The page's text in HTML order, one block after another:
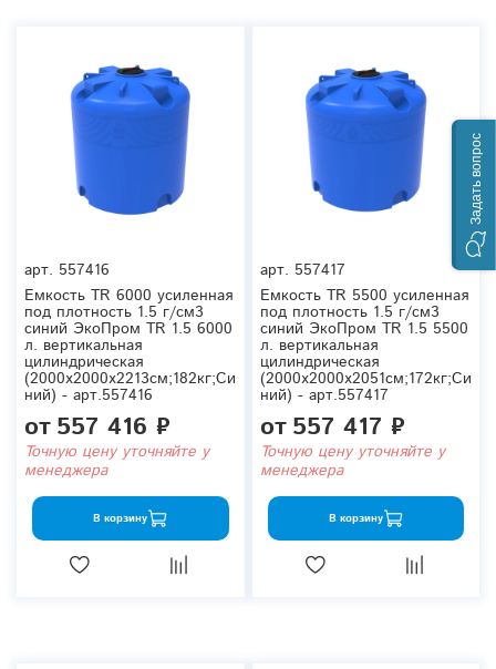
арт. 557416
Емкость TR 6000 усиленная
под плотность 1.5 г/см3
синий ЭкоПром TR 1.5 6000
л. вертикальная
цилиндрическая
(2000x2000x2213см;182кг;Си
ний) - арт.557416
от557 416 ₽
Точную цену уточняйте у
менеджера
В корзину
арт. 557417
Емкость TR 5500 усиленная
под плотность 1.5 г/см3
синий ЭкоПром TR 1.5 5500
л. вертикальная
цилиндрическая
(2000x2000x2051см;172кг;Си
ний) - арт.557417
от557 417 ₽
Точную цену уточняйте у
менеджера
В корзину
Задать вопрос